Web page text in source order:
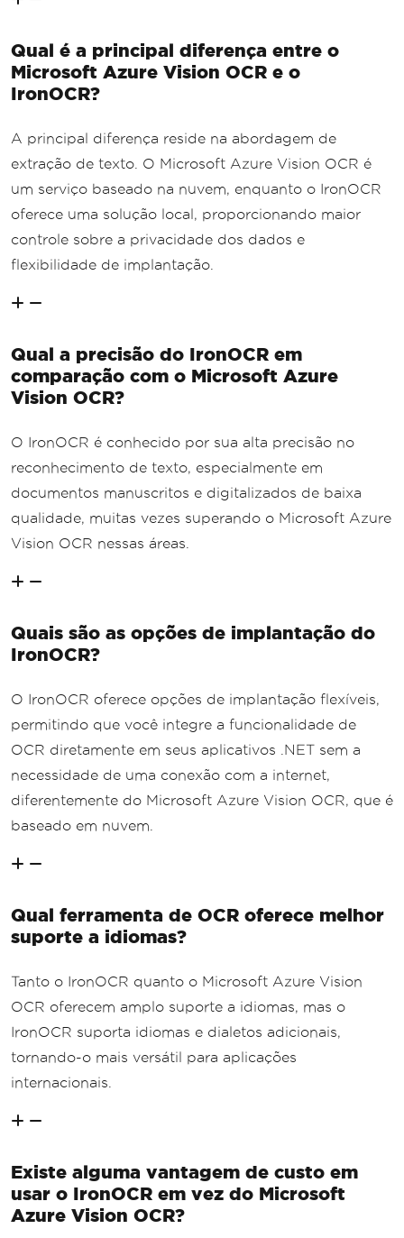
Qual é a principal diferença entre o
Microsoft Azure Vision OCR e o
IronOCR?
A principal diferença reside na abordagem de
extração de texto. O Microsoft Azure Vision OCR é
um serviço baseado na nuvem, enquanto o IronOCR
oferece uma solução local, proporcionando maior
controle sobre a privacidade dos dados e
flexibilidade de implantação.
Qual a precisão do IronOCR em
comparação com o Microsoft Azure
Vision OCR?
O IronOCR é conhecido por sua alta precisão no
reconhecimento de texto, especialmente em
documentos manuscritos e digitalizados de baixa
qualidade, muitas vezes superando o Microsoft Azure
Vision OCR nessas áreas.
Quais são as opções de implantação do
IronOCR?
O IronOCR oferece opções de implantação flexíveis,
permitindo que você integre a funcionalidade de
OCR diretamente em seus aplicativos .NET sem a
necessidade de uma conexão com a internet,
diferentemente do Microsoft Azure Vision OCR, que é
baseado em nuvem.
Qual ferramenta de OCR oferece melhor
suporte a idiomas?
Tanto o IronOCR quanto o Microsoft Azure Vision
OCR oferecem amplo suporte a idiomas, mas o
IronOCR suporta idiomas e dialetos adicionais,
tornando-o mais versátil para aplicações
internacionais.
Existe alguma vantagem de custo em
usar o IronOCR em vez do Microsoft
Azure Vision OCR?